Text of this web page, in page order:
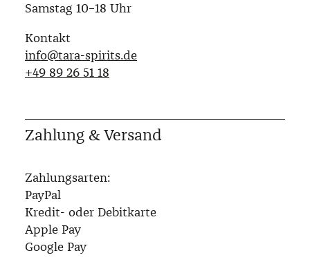
Samstag 10–18 Uhr
Kontakt
info@tara-spirits.de
‭+49 89 26 51 18‬
Zahlung & Versand
Zahlungsarten:
PayPal
Kredit- oder Debitkarte
Apple Pay
Google Pay